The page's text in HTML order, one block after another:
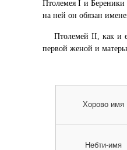
Птолемея I и
на ней он обязан
Птолемей II, как и
первой женой и
Хорово имя
Небти-имя